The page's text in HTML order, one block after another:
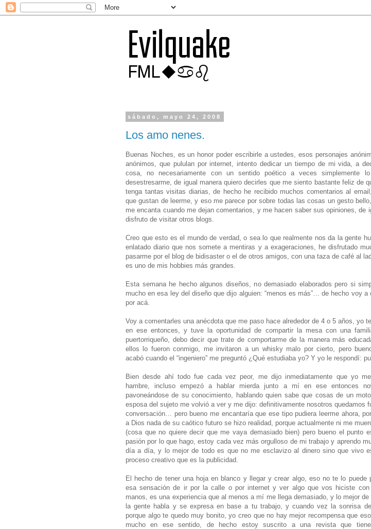
sábado, mayo 24, 2008
Los amo nenes.
Buenas Noches, es un honor poder escribirle a ustedes, esos personajes
anónimos, que pululan por internet, intento dedicar un tiempo de mi vida, a
cosa, no necesariamente con un sentido poético a veces simplemente
desestresarme, de igual manera quiero decirles que me siento bastante feliz de
tenga tantas visitas diarias, de hecho he recibido muchos comentarios al
que gustan de leerme, y eso me parece por sobre todas las cosas un gesto
me encanta cuando me dejan comentarios, y me hacen saber sus opiniones, de
disfruto de visitar otros blogs.
Creo que esto es el mundo de verdad, o sea lo que realmente nos da la gente
enlatado diario que nos somete a mentiras y a exageraciones, he disfrutado
pasarme por el blog de bidisaster o el de otros amigos, con una taza de café al
es uno de mis hobbies más grandes.
Esta semana he hecho algunos diseños, no demasiado elaborados pero si
mucho en esa ley del diseño que dijo alguien: “menos es más”… de hecho voy a
por acá.
Voy a comentarles una anécdota que me paso hace alrededor de 4 o 5 años, yo
en ese entonces, y tuve la oportunidad de compartir la mesa con una
puertorriqueño, debo decir que trate de comportarme de la manera más
ellos lo fueron conmigo, me invitaron a un whisky malo por cierto, pero
acabó cuando el “ingeniero” me preguntó ¿Qué estudiaba yo? Y yo le respondí:
Bien desde ahí todo fue cada vez peor, me dijo inmediatamente que yo
hambre, incluso empezó a hablar mierda junto a mí en ese entonces
pavoneándose de su conocimiento, hablando quien sabe que cosas de un
esposa del sujeto me volvió a ver y me dijo: definitivamente nosotros quedamos
conversación… pero bueno me encantaría que ese tipo pudiera leerme ahora,
a Dios nada de su caótico futuro se hizo realidad, porque actualmente ni me
(cosa que no quiere decir que me vaya demasiado bien) pero bueno el punto
pasión por lo que hago, estoy cada vez más orgulloso de mi trabajo y aprendo
día a día, y lo mejor de todo es que no me esclavizo al dinero sino que vivo
proceso creativo que es la publicidad.
El hecho de tener una hoja en blanco y llegar y crear algo, eso no te lo puede
esa sensación de ir por la calle o por internet y ver algo que vos hiciste con
manos, es una experiencia que al menos a mí me llega demasiado, y lo mejor
la gente habla y se expresa en base a tu trabajo, y cuando vez la sonrisa
porque algo te quedo muy bonito, yo creo que no hay mejor recompensa que
mucho en ese sentido, de hecho estoy suscrito a una revista que tiene